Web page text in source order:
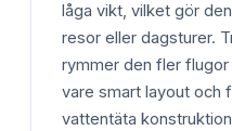
låga vikt, vilket gör
resor eller dagsturer.
rymmer den fler
vare smart layout och
vattentäta